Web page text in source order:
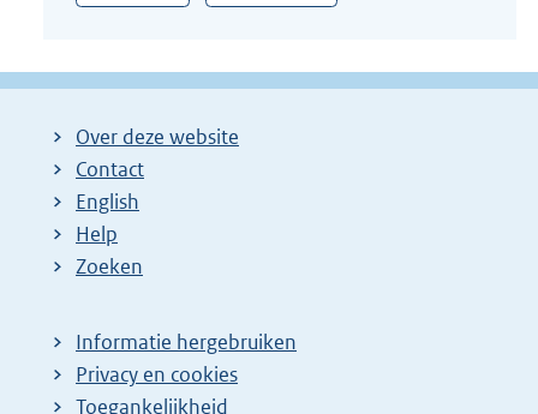
Over deze website
Contact
English
Help
Zoeken
Informatie hergebruiken
Privacy en cookies
Toegankelijkheid